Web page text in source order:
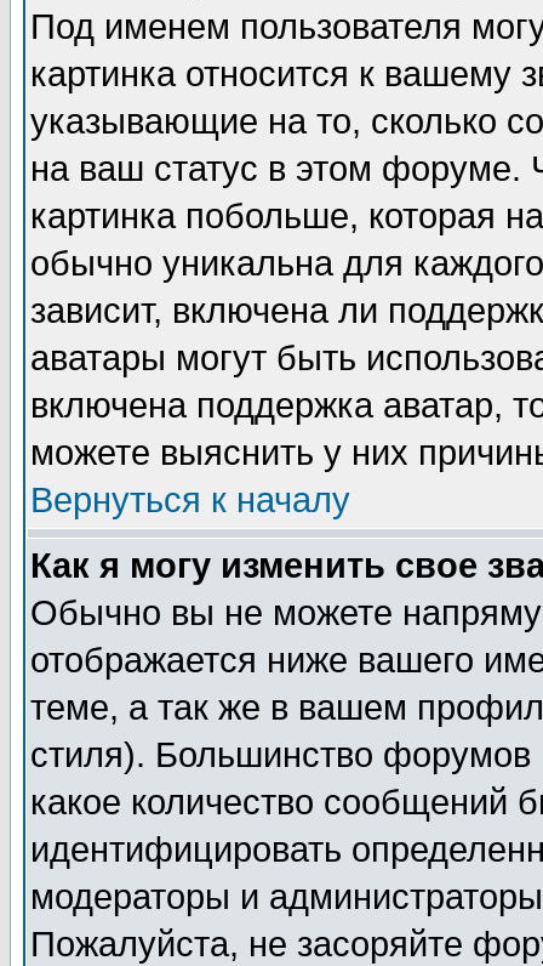
Под именем пользователя
картинка относится к вашему
указывающие на то, сколько
на ваш статус в этом форуме.
картинка побольше, которая
обычно уникальна для
зависит, включена ли
аватары могут быть
включена поддержка аватар,
можете выяснить у них
Вернуться к началу
Как я могу изменить свое
Обычно вы не можете
отображается ниже вашего
теме, а так же в вашем
стиля). Большинство форумов
какое количество сообщений
идентифицировать
модераторы и
Пожалуйста, не засоряйте